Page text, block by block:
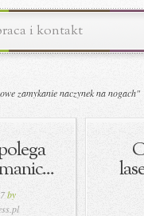
i kontakt
zamykanie naczynek na nogach"
by